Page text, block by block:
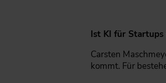
Ist KI für Startups
Carsten
kommt. Für